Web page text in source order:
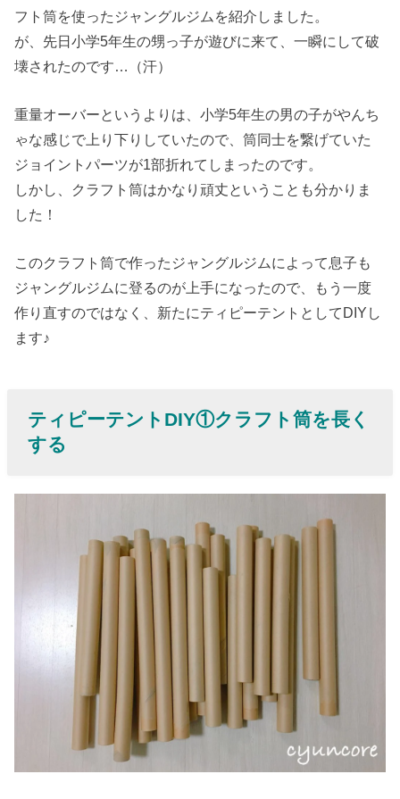
ト筒を長くす
る
› ティピーテン
をカットする
› ティピーテン
› ティピーテン
トDIY④クラフ
ト筒とシーツ
ピーテントが
完成！
フト筒を使ったジャングルジムを紹介しました。
が、先日小学5年生の甥っ子が遊びに来て、一瞬にして破
壊されたのです…（汗）
重量オーバーというよりは、小学5年生の男の子がやんち
ゃな感じで上り下りしていたので、筒同士を繋げていた
ジョイントパーツが1部折れてしまったのです。
しかし、クラフト筒はかなり頑丈ということも分かりま
した！
このクラフト筒で作ったジャングルジムによって息子も
ジャングルジムに登るのが上手になったので、もう一度
作り直すのではなく、新たにティピーテントとしてDIYし
ます♪
ティピーテントDIY①クラフト筒を長く
する